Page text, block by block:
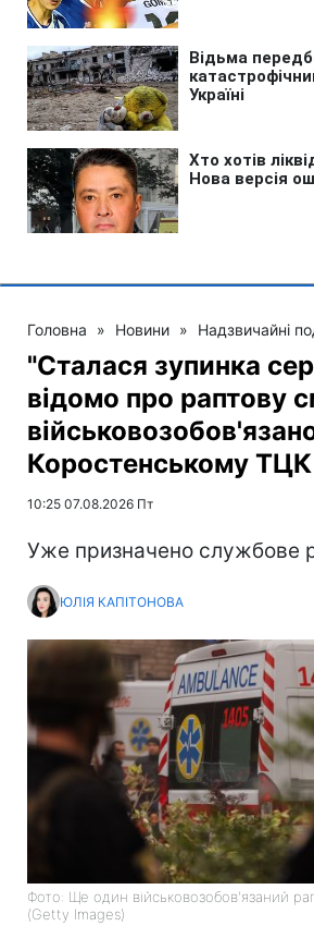
Головна » Новини » Надзвичайні
"Сталася зупинка
відомо про раптову
Коростенському ТЦК
10:25 07.08.2026 Пт
Уже призначено службове
ЮЛІЯ КАПІТОНОВА
Фото: Ще один військовозобов'язаний
(Getty Images)